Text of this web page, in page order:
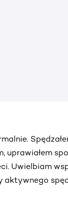
uprawiałem
Uwielbiam
aktywnego